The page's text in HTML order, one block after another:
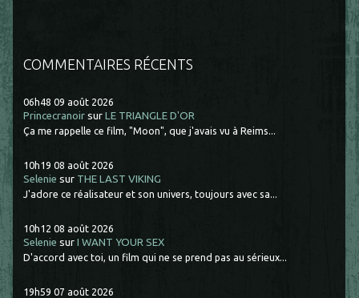
COMMENTAIRES RÉCENTS
06h48 09 août 2026
Princecranoir surLE TRIANGLE D'OR
Ça me rappelle ce film, "Moon", que j'avais vu à Reims...
10h19 08 août 2026
Selenie sur THE LAST VIKING
J'adore ce réalisateur et son univers, toujours avec sa...
10h12 08 août 2026
Selenie surI WANT YOUR SEX
D'accord avec toi, un film qui ne se prend pas au sérieux...
19h59 07 août 2026